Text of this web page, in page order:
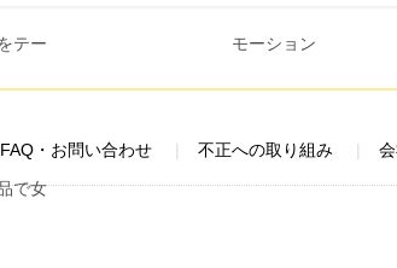
FAQ・お問い合わせ 不正への取り組み